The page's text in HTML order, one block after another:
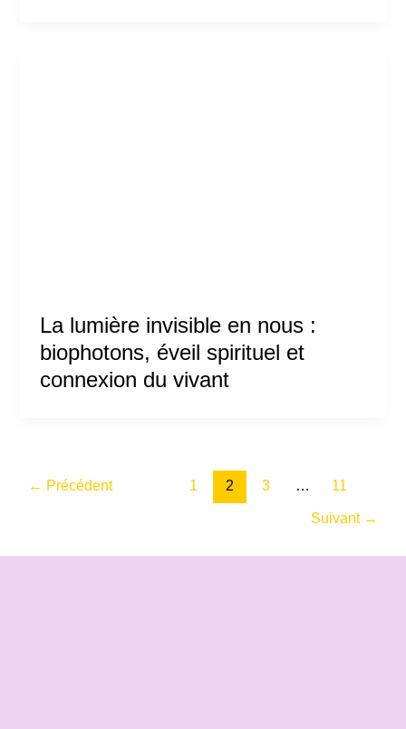
La lumière invisible en nous :
biophotons, éveil spirituel et
connexion du vivant
← Précédent 1 2 3 … 11
Suivant →